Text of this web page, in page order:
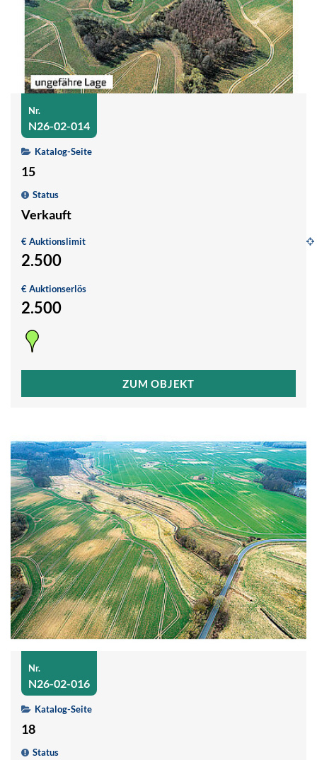
Nr.
N26-02-014
Katalog-Seite
15
Status
Verkauft
€ Auktionslimit
2.500
€ Auktionserlös
2.500
ZUM OBJEKT
Nr.
N26-02-016
Katalog-Seite
18
Status